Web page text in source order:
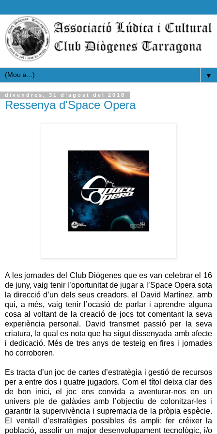
▼
divendres, 31 d’agost del 2018
Ressenya d'Space Opera
A les jornades del Club Diògenes que es van celebrar el 16
de juny, vaig tenir l’oportunitat de jugar a l’Space Opera sota
la direcció d’un dels seus creadors, el David Martínez, amb
qui, a més, vaig tenir l’ocasió de parlar i aprendre alguna
cosa al voltant de la creació de jocs tot comentant la seva
experiència personal. David transmet passió per la seva
criatura, la qual es nota que ha sigut dissenyada amb afecte
i dedicació. Més de tres anys de testeig en fires i jornades
ho corroboren.
Es tracta d’un joc de cartes d’estratègia i gestió de recursos
per a entre dos i quatre jugadors. Com el títol deixa clar des
de bon inici, el joc ens convida a aventurar-nos en un
univers ple de galàxies amb l’objectiu de colonitzar-les i
garantir la supervivència i supremacia de la pròpia espècie.
El ventall d’estratègies possibles és ampli: fer créixer la
població, assolir un major desenvolupament tecnològic, i/o